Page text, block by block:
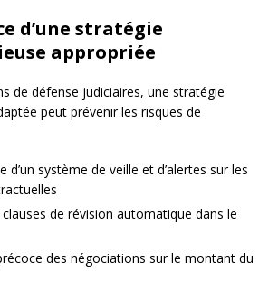
d’une stratégie
appropriée
de défense judiciaires, une stratégie
peut prévenir les risques de
d’un système de veille et d’alertes sur les
clauses de révision automatique dans le
des négociations sur le montant du